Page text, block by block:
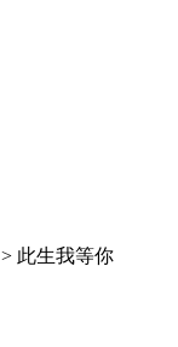
> 此生我等你